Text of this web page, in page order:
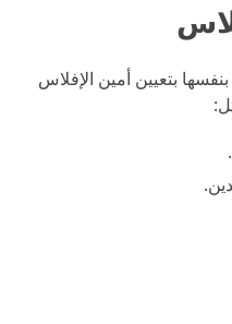
بتعيين أمين الإفلاس